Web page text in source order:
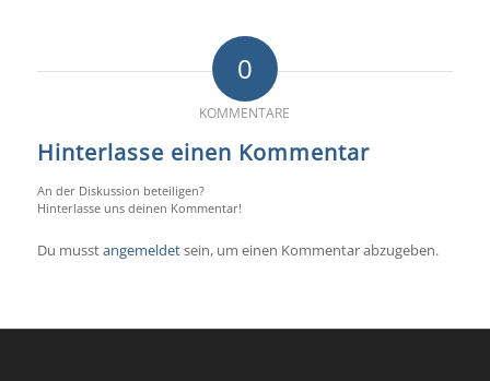
0
KOMMENTARE
Hinterlasse einen Kommentar
An der Diskussion beteiligen?
Hinterlasse uns deinen Kommentar!
Du musstangemeldetsein, um einen Kommentar abzugeben.